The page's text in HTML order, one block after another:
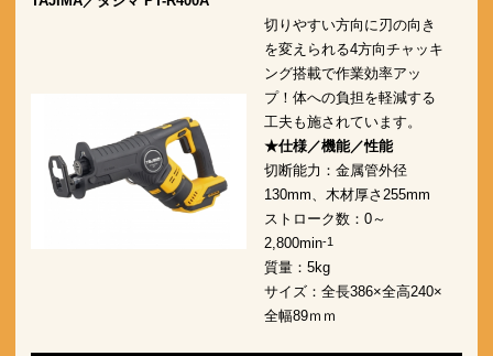
切りやすい方向に刃の向き
を変えられる4方向チャッキ
ング搭載で作業効率アッ
プ！体への負担を軽減する
工夫も施されています。
★仕様／機能／性能
切断能力：金属管外径
130mm、木材厚さ255mm
ストローク数：0～
2,800min-1
質量：5kg
サイズ：全長386×全高240×
全幅89ｍｍ